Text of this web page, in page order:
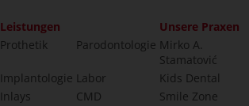
Leistungen
Unsere Praxen
Prothetik Parodontologie Mirko A.
Stamatović
Implantologie Labor
Kids Dental
Inlays CMD
Smile Zone